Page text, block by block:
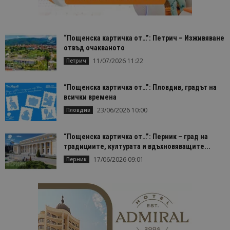
“Пощенска картичка от…”: Петрич – Изживяване
отвъд очакваното
Петрич 11/07/2026 11:22
“Пощенска картичка от…”: Пловдив, градът на
всички времена
Пловдив 23/06/2026 10:00
“Пощенска картичка от…”: Перник – град на
традициите, културата и вдъхновяващите...
Перник 17/06/2026 09:01
Google
Google
Google
за